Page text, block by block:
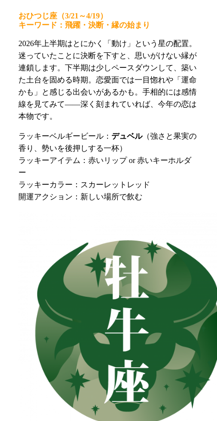
おひつじ座 （3/21～4/19）
キーワード：飛躍・決断・縁の始まり
2026年上半期はとにかく「動け」という星の配置。
迷っていたことに決断を下すと、思いがけない縁が
連鎖します。下半期は少しペースダウンして、築い
た土台を固める時期。恋愛面では一目惚れや「運命
かも」と感じる出会いがあるかも。手相的には感情
線を見てみて——深く刻まれていれば、今年の恋は
本物です。
ラッキーベルギービール： デュベル（強さと果実の
香り、勢いを後押しする一杯）
ラッキーアイテム：赤いリップ or 赤いキーホルダ
ー
ラッキーカラー：スカーレットレッド
開運アクション：新しい場所で飲む